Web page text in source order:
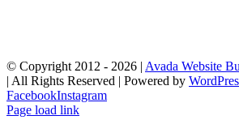
© Copyright 2012 - 2026 | Avada Website
| All Rights Reserved | Powered by
FacebookInstagram
Page load link